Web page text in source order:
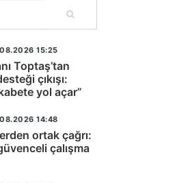
15:25
Toptaş’tan
çıkışı:
yol açar”
14:48
ortak çağrı:
çalışma